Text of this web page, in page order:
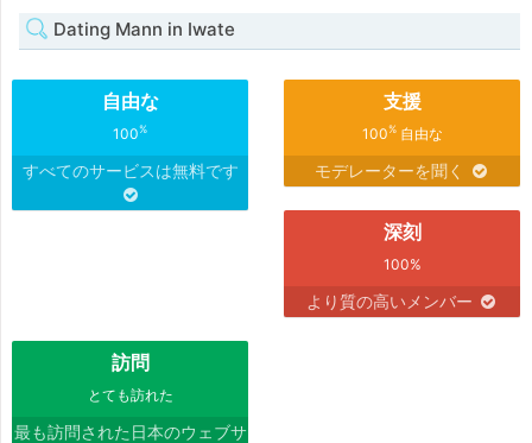
Dating Mann in Iwate
自由な
100%
すべてのサービスは無料です
支援
100%自由な
モデレーターを聞く
深刻
100%
より質の高いメンバー
訪問
とても訪れた
最も訪問された日本のウェブサ